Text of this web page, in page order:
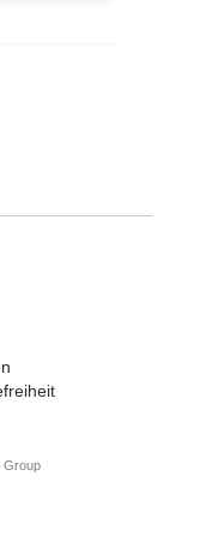
Group